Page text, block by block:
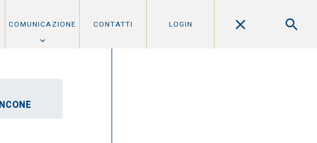
COMUNICAZIONE CONTATTI LOGIN